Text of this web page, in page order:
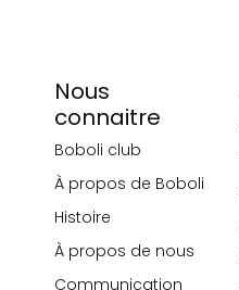
Nous
connaitre
Boboli club
À propos de Boboli
Histoire
À propos de nous
Communication